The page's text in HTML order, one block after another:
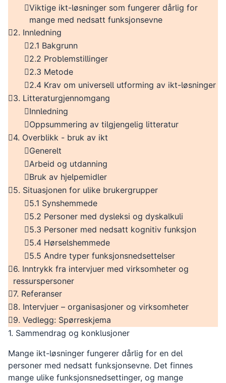
Viktige ikt-løsninger som fungerer dårlig for
mange med nedsatt funksjonsevne
2. Innledning
2.1 Bakgrunn
2.2 Problemstillinger
2.3 Metode
2.4 Krav om universell utforming av ikt-løsninger
3. Litteraturgjennomgang
Innledning
Oppsummering av tilgjengelig litteratur
4. Overblikk - bruk av ikt
Generelt
Arbeid og utdanning
Bruk av hjelpemidler
5. Situasjonen for ulike brukergrupper
5.1 Synshemmede
5.2 Personer med dysleksi og dyskalkuli
5.3 Personer med nedsatt kognitiv funksjon
5.4 Hørselshemmede
5.5 Andre typer funksjonsnedsettelser
6. Inntrykk fra intervjuer med virksomheter og
ressurspersoner
7. Referanser
8. Intervjuer – organisasjoner og virksomheter
9. Vedlegg: Spørreskjema
1. Sammendrag og konklusjoner
Mange ikt-løsninger fungerer dårlig for en del
personer med nedsatt funksjonsevne. Det finnes
mange ulike funksjonsnedsettinger, og mange